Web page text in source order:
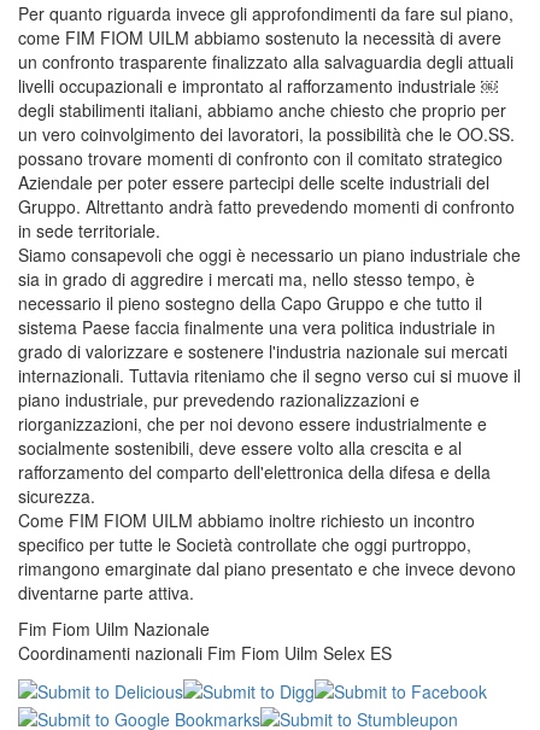
Per quanto riguarda invece gli approfondimenti da fare sul piano,
come FIM FIOM UILM abbiamo sostenuto la necessità di avere
un confronto trasparente finalizzato alla salvaguardia degli attuali
livelli occupazionali e improntato al rafforzamento industriale ￼
degli stabilimenti italiani, abbiamo anche chiesto che proprio per
un vero coinvolgimento dei lavoratori, la possibilità che le OO.SS.
possano trovare momenti di confronto con il comitato strategico
Aziendale per poter essere partecipi delle scelte industriali del
Gruppo. Altrettanto andrà fatto prevedendo momenti di confronto
in sede territoriale.
Siamo consapevoli che oggi è necessario un piano industriale che
sia in grado di aggredire i mercati ma, nello stesso tempo, è
necessario il pieno sostegno della Capo Gruppo e che tutto il
sistema Paese faccia finalmente una vera politica industriale in
grado di valorizzare e sostenere l'industria nazionale sui mercati
internazionali. Tuttavia riteniamo che il segno verso cui si muove il
piano industriale, pur prevedendo razionalizzazioni e
riorganizzazioni, che per noi devono essere industrialmente e
socialmente sostenibili, deve essere volto alla crescita e al
rafforzamento del comparto dell'elettronica della difesa e della
sicurezza.
Come FIM FIOM UILM abbiamo inoltre richiesto un incontro
specifico per tutte le Società controllate che oggi purtroppo,
rimangono emarginate dal piano presentato e che invece devono
diventarne parte attiva.
Fim Fiom Uilm Nazionale
Coordinamenti nazionali Fim Fiom Uilm Selex ES